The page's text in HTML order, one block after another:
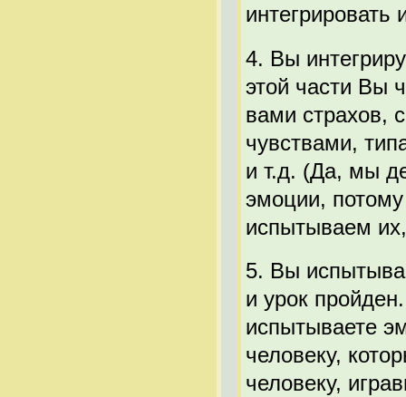
интегрировать
4. Вы
этой части Вы
вами страхов,
чувствами,
и т.д. (Да, мы
эмоции,
испытываем
5. Вы
и урок
испытываете
человеку,
человеку,